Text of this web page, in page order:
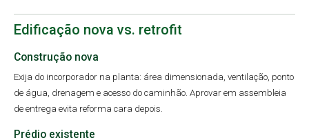
Edificação nova vs. retrofit
Construção nova
Exija do incorporador na planta: área dimensionada, ventilação, ponto
de água, drenagem e acesso do caminhão. Aprovar em assembleia
de entrega evita reforma cara depois.
Prédio existente